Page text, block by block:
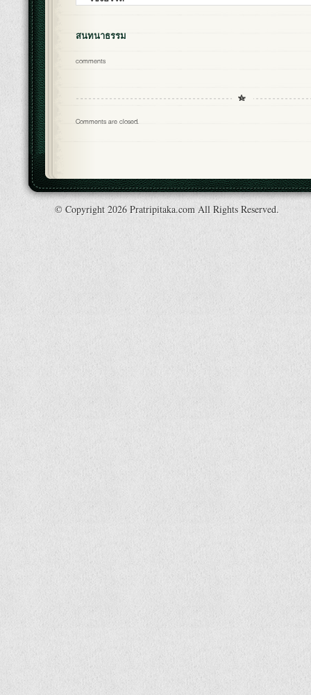
สนทนาธรรม
comments
Comments are closed.
© Copyright 2026 Pratripitaka.com All Rights Reserved.